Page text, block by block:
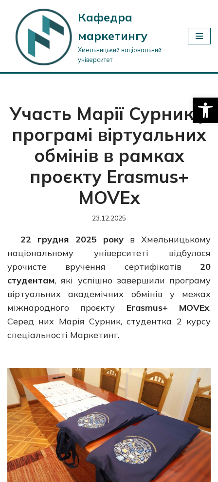
Перейти
до
вмісту
Кафедра
маркетингу
Хмельницький національний
університет
Участь Марії Сурник у
програмі віртуальних
обмінів в рамках
проєкту Erasmus+
MOVEx
23.12.2025
22 грудня 2025 року в Хмельницькому
національному університеті відбулося
урочисте вручення сертифікатів 20
студентам, які успішно завершили програму
віртуальних академічних обмінів у межах
міжнародного проєкту Erasmus+ MOVEx.
Серед них Марія Сурник, студентка 2 курсу
спеціальності Маркетинг.